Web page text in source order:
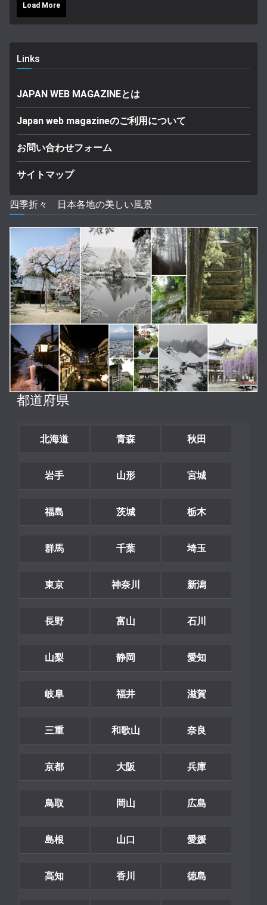
Load More
Links
JAPAN WEB MAGAZINEとは
Japan web magazineのご利用について
お問い合わせフォーム
サイトマップ
四季折々 日本各地の美しい風景
都道府県
北海道 青森 秋田
岩手 山形 宮城
福島 茨城 栃木
群馬 千葉 埼玉
東京 神奈川 新潟
長野 富山 石川
山梨 静岡 愛知
岐阜 福井 滋賀
三重 和歌山 奈良
京都 大阪 兵庫
鳥取 岡山 広島
島根 山口 愛媛
高知 香川 徳島